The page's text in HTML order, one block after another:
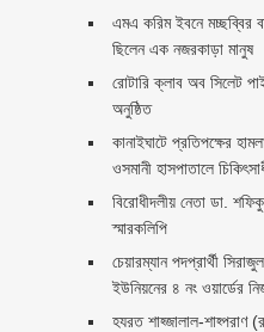
এমএ করিম ইবনে মচ্ছব্বির
ছিলেন এক নজরকাড়া মানুষ ‎
রোটারি ক্লাব অব সিলেট
অনুষ্ঠিত
কানাইঘাটে প্রতিপক্ষের
ওসমানী হাসপাতালে
বিরোধীদলীয় নেতা ডা.
স্মারকলিপি ‎
চেয়ারম্যান পদপ্রার্থী
ইউনিয়নের ৪ নং ওয়ার্ডের
হযরত শাহ্জালাল-শাহ্পরাণ